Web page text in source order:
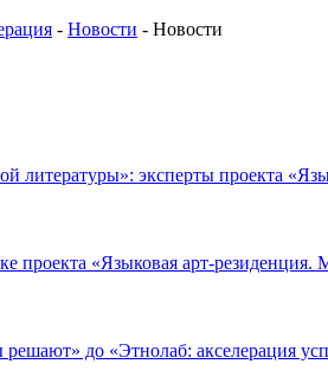
- Новости - Новости
литературы»: эксперты проекта
проекта «Языковая арт-резиденция.
до «Этнолаб: акселерация